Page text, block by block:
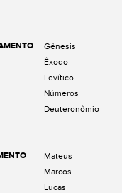
Gênesis
Êxodo
Levítico
Números
Deuteronômio
Mateus
Marcos
Lucas